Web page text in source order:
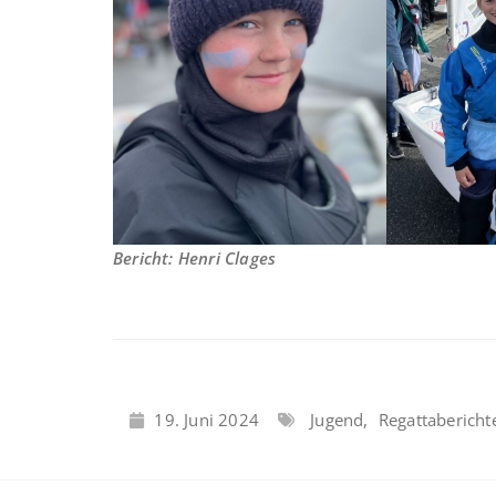
Bericht: Henri Clages
19. Juni 2024 Jugend,